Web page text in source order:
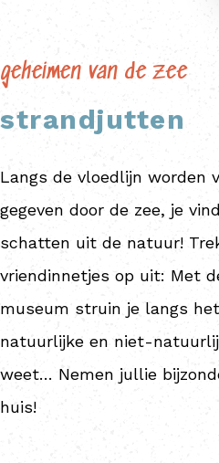
geheimen van de zee
strandjutten
Langs de vloedlijn worden
gegeven door de zee, je
schatten uit de natuur!
vriendinnetjes op uit: Met
museum struin je langs
natuurlijke en niet-
weet… Nemen jullie
huis!